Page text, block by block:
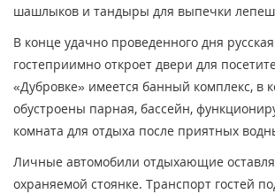
шашлыков и тандыры для выпечки
В конце удачно проведенного дня
гостеприимно откроет двери для
«Дубровке» имеется банный комплекс, в
обустроены парная, бассейн,
комната для отдыха после приятных
Личные автомобили отдыхающие
охраняемой стоянке. Транспорт гостей